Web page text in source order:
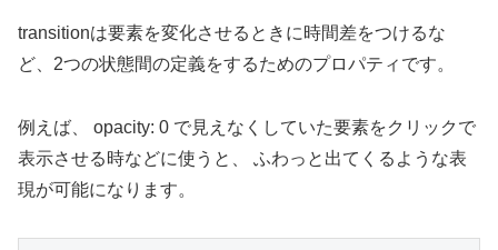
transitionは要素を変化させるときに時間差をつけるな
ど、2つの状態間の定義をするためのプロパティです。
例えば、 opacity: 0 で見えなくしていた要素をクリックで
表示させる時などに使うと、 ふわっと出てくるような表
現が可能になります。